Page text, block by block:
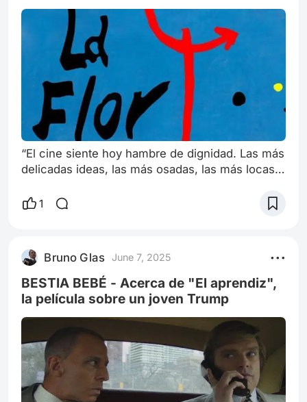
“El cine siente hoy hambre de dignidad. Las más
delicadas ideas, las más osadas, las más locas
trasladarse a la pantalla como al teatro y al libro”
horas (808 minutos), dividida en varias partes, y
rodada a lo largo de 10 años. Con todo esto, se
trata del filme
1
Bruno Glas June 7, 2025
BESTIA BEBÉ - Acerca de "El aprendiz",
la película sobre un joven Trump